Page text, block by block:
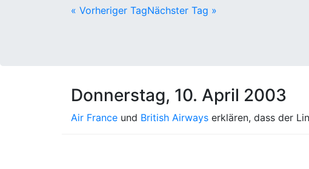
« Vorheriger TagNächster Tag »
Donnerstag, 10. April 2003
Air France und British Airways erklären, dass der